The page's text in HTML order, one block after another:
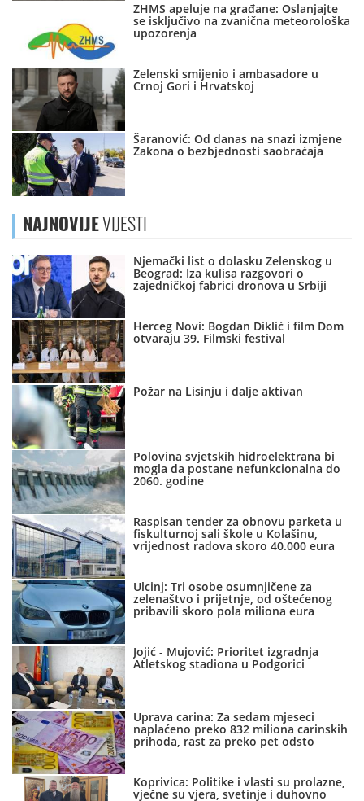
ZHMS apeluje na građane: Oslanjajte
se isključivo na zvanična meteorološka
upozorenja
Zelenski smijenio i ambasadore u
Crnoj Gori i Hrvatskoj
Šaranović: Od danas na snazi izmjene
Zakona o bezbjednosti saobraćaja
NAJNOVIJEVIJESTI
Njemački list o dolasku Zelenskog u
Beograd: Iza kulisa razgovori o
zajedničkoj fabrici dronova u Srbiji
Herceg Novi: Bogdan Diklić i film Dom
otvaraju 39. Filmski festival
Požar na Lisinju i dalje aktivan
Polovina svjetskih hidroelektrana bi
mogla da postane nefunkcionalna do
2060. godine
Raspisan tender za obnovu parketa u
fiskulturnoj sali škole u Kolašinu,
vrijednost radova skoro 40.000 eura
Ulcinj: Tri osobe osumnjičene za
zelenaštvo i prijetnje, od oštećenog
pribavili skoro pola miliona eura
Jojić - Mujović: Prioritet izgradnja
Atletskog stadiona u Podgorici
Uprava carina: Za sedam mjeseci
naplaćeno preko 832 miliona carinskih
prihoda, rast za preko pet odsto
Koprivica: Politike i vlasti su prolazne,
vječne su vjera, svetinje i duhovno